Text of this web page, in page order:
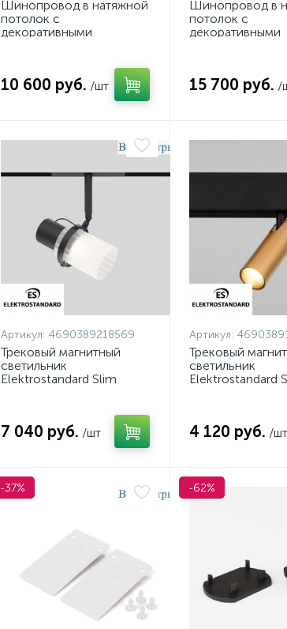
Шинопровод в натяжной
потолок с
декоративными
4690389220418 a072619
10 600 руб. /шт
Шинопровод в
потолок с
декоративными
4690389220463
15 700 руб. /
Артикул: 4690389218569
Трековый магнитный
светильник
Elektrostandard Slim
7 040 руб. /шт
Артикул:
Трековый
светильник
Elektrostandard
4 120 руб. /шт
-37% -62%